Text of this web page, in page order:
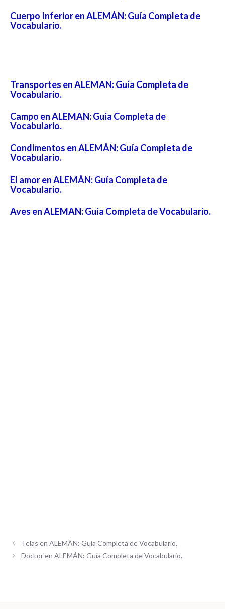
Cuerpo Inferior en ALEMÁN: Guía Completa de
Vocabulario.
Transportes en ALEMÁN: Guía Completa de
Vocabulario.
Campo en ALEMÁN: Guía Completa de
Vocabulario.
Condimentos en ALEMÁN: Guía Completa de
Vocabulario.
El amor en ALEMÁN: Guía Completa de
Vocabulario.
Aves en ALEMÁN: Guía Completa de Vocabulario.
Telas en ALEMÁN: Guía Completa de Vocabulario.
Doctor en ALEMÁN: Guía Completa de Vocabulario.